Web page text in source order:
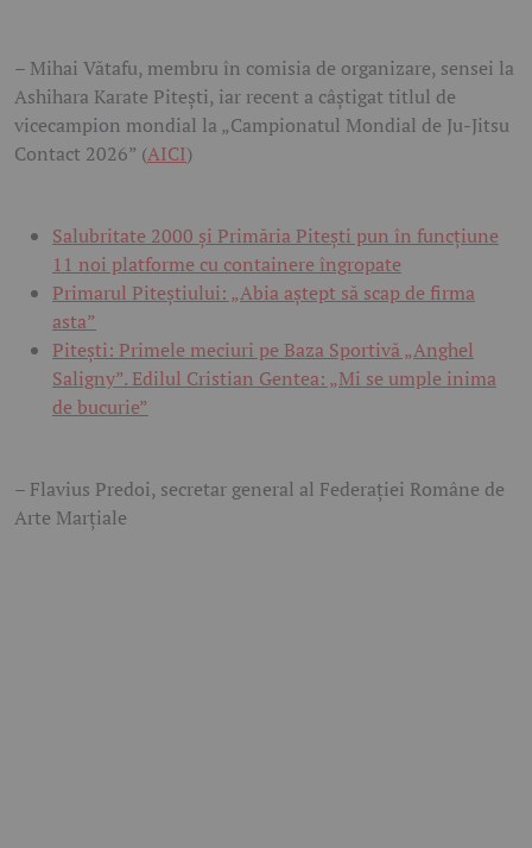
– Mihai Vătafu, membru în comisia de organizare, sensei la
Ashihara Karate Pitești, iar recent a câștigat titlul de
vicecampion mondial la „Campionatul Mondial de Ju-Jitsu
Contact 2026” (AICI)
Salubritate 2000 și Primăria Pitești pun în funcțiune
11 noi platforme cu containere îngropate
Primarul Piteștiului: „Abia aștept să scap de firma
asta”
Pitești: Primele meciuri pe Baza Sportivă „Anghel
Saligny”. Edilul Cristian Gentea: „Mi se umple inima
de bucurie”
– Flavius Predoi, secretar general al Federației Române de
Arte Marțiale